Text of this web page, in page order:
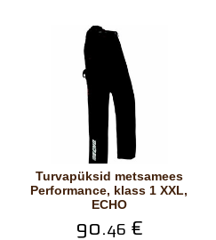
Turvapüksid metsamees
Performance, klass 1 XXL,
ECHO
90.46 €